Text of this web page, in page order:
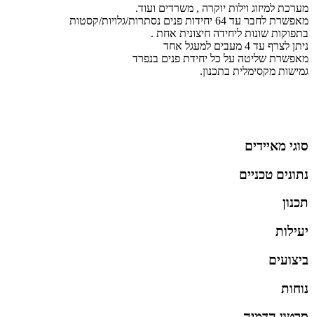
מערכת למיזוג וילות יוקרה , משרדים ועוד.
מאפשרת לחבר עד 64 יחידות פנים נסתרות/גלויות/קסטות
בתפוקות שונות ליחידה חיצונית אחת .
ניתן לצרף עד 4 מעבים למעגל אחד
מאפשרת שליטה על כל יחידת פנים בנפרד
גמישות מקסימלית בתכנון.
סוגי מאיידים
נתונים טכניים
תכנון
יעילות
ביצועים
נוחות